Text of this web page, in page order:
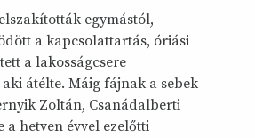
egymástól,
a kapcsolattartás, óriási
a lakosságcsere
átélte. Máig fájnak a sebek
Zoltán, Csanádalberti
a hetven évvel ezelőtti